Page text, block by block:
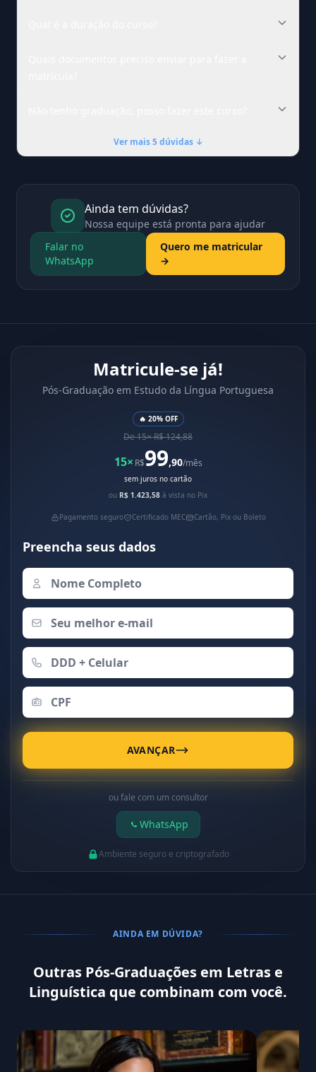
Ver mais 5 dúvidas ↓
Ainda tem dúvidas?
Nossa equipe está pronta para ajudar
Falar no
WhatsApp
Quero me matricular
→
Matricule-se já!
Pós-Graduação em Estudo da Língua Portuguesa
🔥 20% OFF
De 15× R$ 124,88
15× R$99,90/mês
sem juros no cartão
ou R$ 1.423,58 à vista no Pix
Pagamento seguro Certificado MEC Cartão, Pix ou Boleto
Preencha seus dados
AVANÇAR
ou fale com um consultor
WhatsApp
Ambiente seguro e criptografado
AINDA EM DÚVIDA?
Outras Pós-Graduações em Letras e
Linguística que combinam com você.